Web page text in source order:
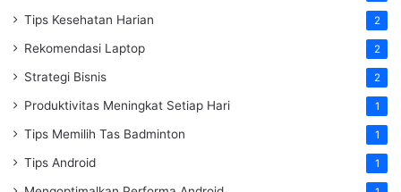
Tips Kesehatan Harian 2
Rekomendasi Laptop 2
Strategi Bisnis 2
Produktivitas Meningkat Setiap Hari 1
Tips Memilih Tas Badminton 1
Tips Android 1